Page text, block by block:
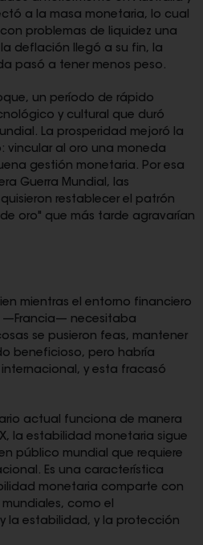
a la masa monetaria, lo cual
problemas de liquidez una
deflación llegó a su fin, la
pasó a tener menos peso.
un período de rápido
y cultural que duró
La prosperidad mejoró la
vincular al oro una moneda
gestión monetaria. Por esa
Guerra Mundial, las
restablecer el patrón
oro" que más tarde agravarían
mientras el entorno financiero
—Francia— necesitaba
se pusieron feas, mantener
beneficioso, pero habría
y esta fracasó
actual funciona de manera
la estabilidad monetaria sigue
público mundial que requiere
Es una característica
monetaria comparte con
como el
la estabilidad, y la protección